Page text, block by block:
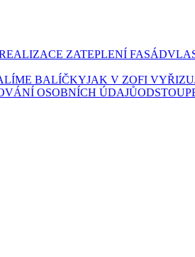
ZATEPLENÍ FASÁD
BALÍČKYJAK V ZOFI
OSOBNÍCH ÚDAJŮ